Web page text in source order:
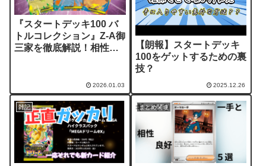
『スタートデッキ100 バ
トルコレクション』Z-A御
三家を徹底解説！相性抜
2026.01.03
【朗報】スタートデッキ
100をゲットするための裏
技？
2025.12.26
雑記 まとめ関連